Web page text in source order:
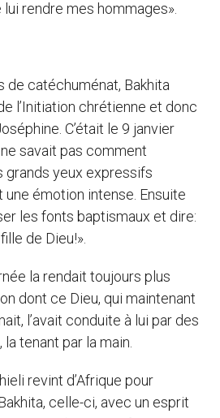
rendre mes hommages».
de catéchuménat, Bakhita
l’Initiation chrétienne et donc
C’était le 9 janvier
savait pas comment
grands yeux expressifs
émotion intense. Ensuite
les fonts baptismaux et dire:
de Dieu!».
la rendait toujours plus
dont ce Dieu, qui maintenant
l’avait conduite à lui par des
tenant par la main.
revint d’Afrique pour
celle-ci, avec un esprit